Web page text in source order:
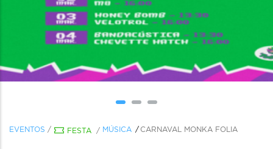
EVENTOS / FESTA / MÚSICA CARNAVAL MONKA FOLIA